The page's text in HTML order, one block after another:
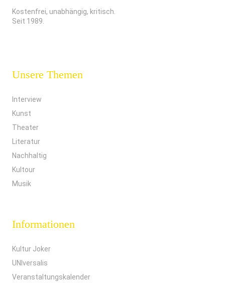
Kostenfrei, unabhängig, kritisch.
Seit 1989.
Unsere Themen
Interview
Kunst
Theater
Literatur
Nachhaltig
Kultour
Musik
Informationen
Kultur Joker
UNIversalis
Veranstaltungskalender